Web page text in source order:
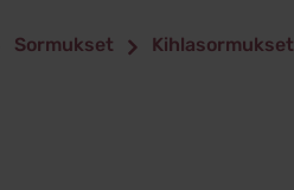
Sormukset Kihlasormukset